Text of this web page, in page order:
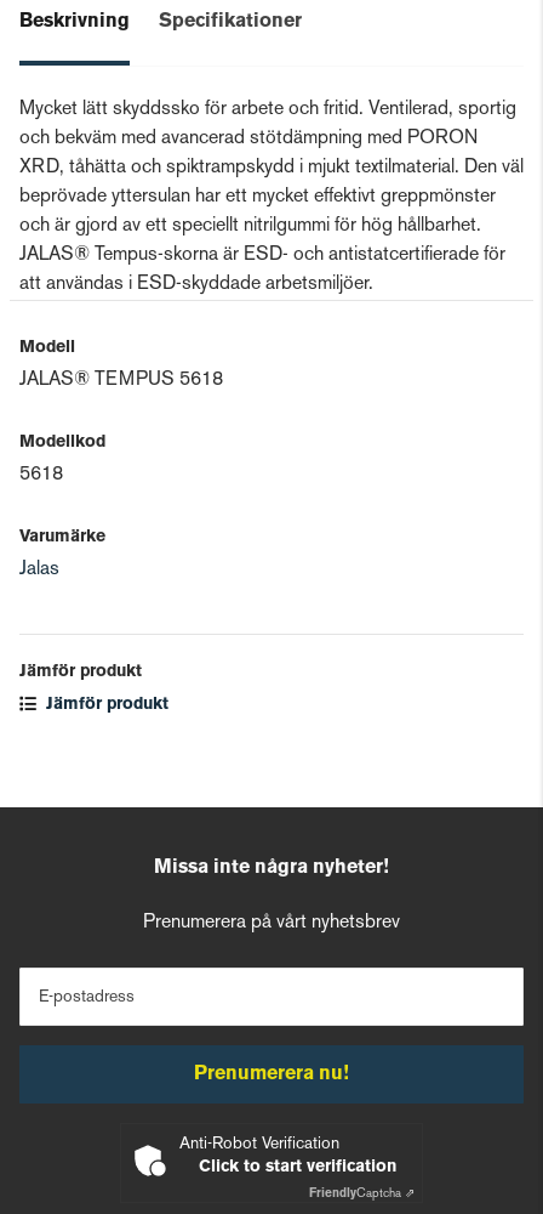
Beskrivning Specifikationer
Mycket lätt skyddssko för arbete och fritid. Ventilerad, sportig
och bekväm med avancerad stötdämpning med PORON
XRD, tåhätta och spiktrampskydd i mjukt textilmaterial. Den väl
beprövade yttersulan har ett mycket effektivt greppmönster
och är gjord av ett speciellt nitrilgummi för hög hållbarhet.
JALAS® Tempus-skorna är ESD- och antistatcertifierade för
att användas i ESD-skyddade arbetsmiljöer.
Modell
JALAS® TEMPUS 5618
Modellkod
5618
Varumärke
Jalas
Jämför produkt
Jämför produkt
Missa inte några nyheter!
Prenumerera på vårt nyhetsbrev
E-postadress
Prenumerera nu!
Anti-Robot Verification
Click to start verification
FriendlyCaptcha ⇗